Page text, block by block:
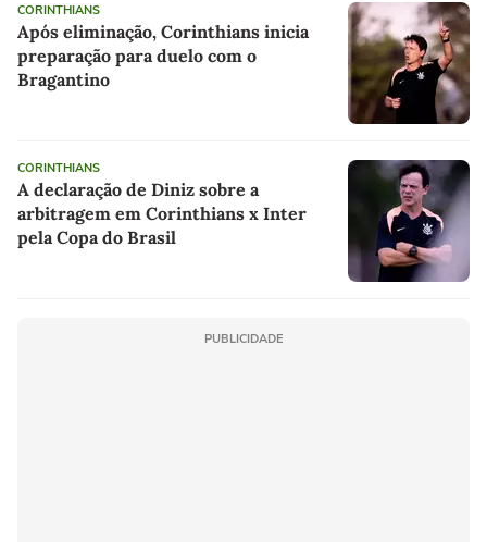
CORINTHIANS
Após eliminação, Corinthians inicia
preparação para duelo com o
Bragantino
CORINTHIANS
A declaração de Diniz sobre a
arbitragem em Corinthians x Inter
pela Copa do Brasil
PUBLICIDADE